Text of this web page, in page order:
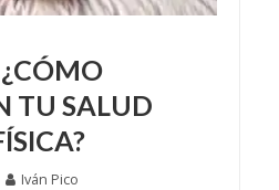
TU SALUD
Iván Pico